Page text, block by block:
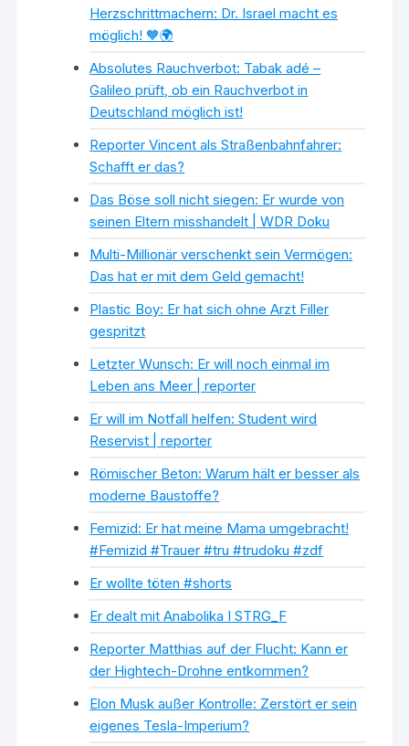
Herzschrittmachern: Dr. Israel macht es
möglich! 🧡🌍
Absolutes Rauchverbot: Tabak adé –
Galileo prüft, ob ein Rauchverbot in
Deutschland möglich ist!
Reporter Vincent als Straßenbahnfahrer:
Schafft er das?
Das Böse soll nicht siegen: Er wurde von
seinen Eltern misshandelt | WDR Doku
Multi-Millionär verschenkt sein Vermögen:
Das hat er mit dem Geld gemacht!
Plastic Boy: Er hat sich ohne Arzt Filler
gespritzt
Letzter Wunsch: Er will noch einmal im
Leben ans Meer | reporter
Er will im Notfall helfen: Student wird
Reservist | reporter
Römischer Beton: Warum hält er besser als
moderne Baustoffe?
Femizid: Er hat meine Mama umgebracht!
#Femizid #Trauer #tru #trudoku #zdf
Er wollte töten #shorts
Er dealt mit Anabolika I STRG_F
Reporter Matthias auf der Flucht: Kann er
der Hightech-Drohne entkommen?
Elon Musk außer Kontrolle: Zerstört er sein
eigenes Tesla-Imperium?